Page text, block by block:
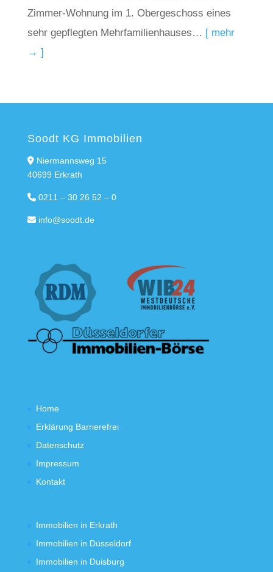
Zimmer-Wohnung im 1. Obergeschoss eines
sehr gepflegten Mehrfamilienhauses… [ mehr
→ ]
Soodt KG Immobilien
Niermannsweg 15
40699 Erkrath
0211 – 30 26 52 – 0
info@soodt.de
Home
Erklärung Barrierefrei
Datenschutz
Impressum
Kontakt
Immobilien in Erkrath
Immobilien in Düsseldorf
Immobilien in Duisburg